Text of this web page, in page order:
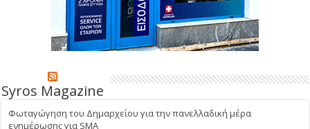
Syros Magazine
Φωταγώγηση του Δημαρχείου για την πανελλαδική μέρα
ενημέρωσης για SMA